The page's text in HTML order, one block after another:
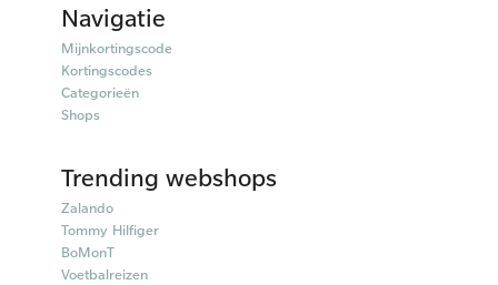
Navigatie
Mijnkortingscode
Kortingscodes
Categorieën
Shops
Trending webshops
Zalando
Tommy Hilfiger
BoMonT
Voetbalreizen